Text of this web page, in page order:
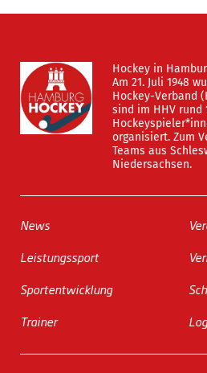
Hockey in
Am 21. Juli 1948
Hockey-Verband
sind im HHV rund
organisiert. Zum
Teams aus
Niedersachsen.
News
Leistungssport
Sportentwicklung
Trainer